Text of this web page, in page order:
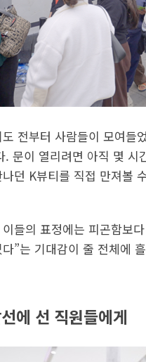
전부터 사람들이 모여
문이 열리려면 아직 몇
던 K뷰티를 직접 만져볼
들의 표정에는 피곤함보
”는 기대감이 줄 전체에
에 선 직원들에게